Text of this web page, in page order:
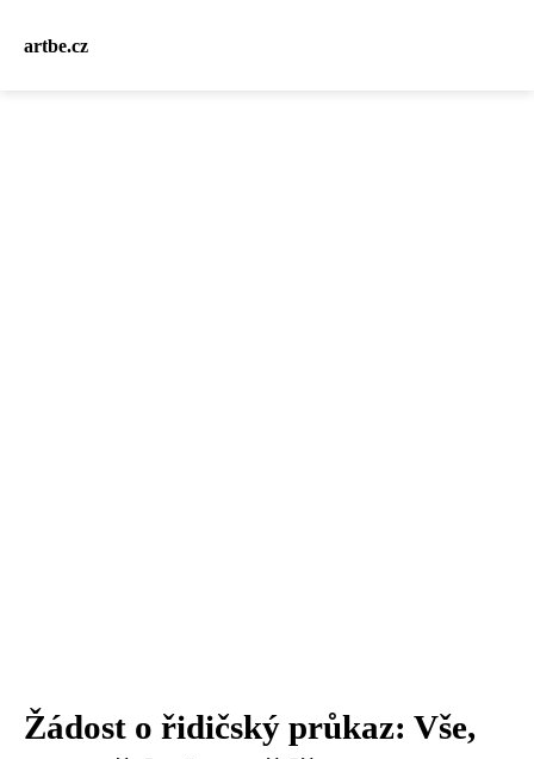
artbe.cz
Žádost o řidičský průkaz: Vše,